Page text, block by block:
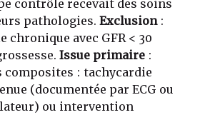
contrôle recevait des soins
pathologies. Exclusion :
chronique avec GFR < 30
Issue primaire :
: tachycardie
(documentée par ECG ou
ou intervention